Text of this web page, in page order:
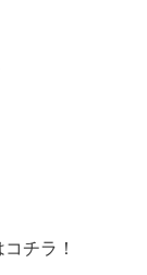
チラ！